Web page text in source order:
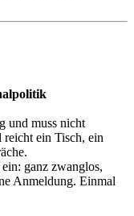
und muss nicht
ein Tisch, ein
ganz zwanglos,
Anmeldung. Einmal